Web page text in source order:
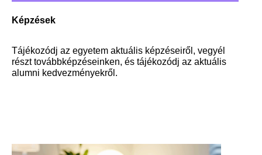
Képzések
Tájékozódj az egyetem aktuális képzéseiről, vegyél
részt továbbképzéseinken, és tájékozódj az aktuális
alumni kedvezményekről.